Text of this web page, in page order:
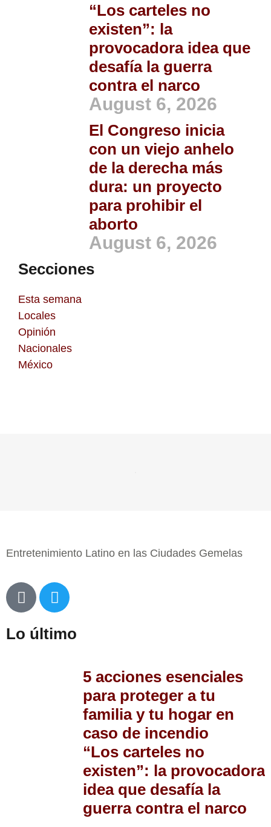
“Los carteles no
existen”: la
provocadora idea que
desafía la guerra
contra el narco
August 6, 2026
El Congreso inicia
con un viejo anhelo
de la derecha más
dura: un proyecto
para prohibir el
aborto
August 6, 2026
Secciones
Esta semana
Locales
Opinión
Nacionales
México
Entretenimiento Latino en las Ciudades Gemelas
Lo último
5 acciones esenciales
para proteger a tu
familia y tu hogar en
caso de incendio
“Los carteles no
existen”: la provocadora
idea que desafía la
guerra contra el narco